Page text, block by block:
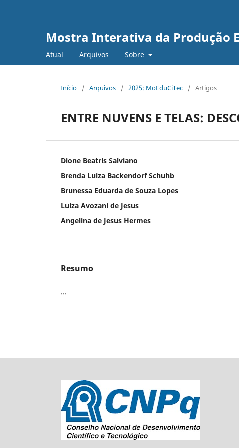
Mostra Interativa da Produção
Atual Arquivos Sobre
Início / Arquivos / 2025: MoEduCiTec / Artigos
ENTRE NUVENS E TELAS:
Dione Beatris Salviano
Brenda Luiza Backendorf Schuhb
Brunessa Eduarda de Souza Lopes
Luiza Avozani de Jesus
Angelina de Jesus Hermes
Resumo
...